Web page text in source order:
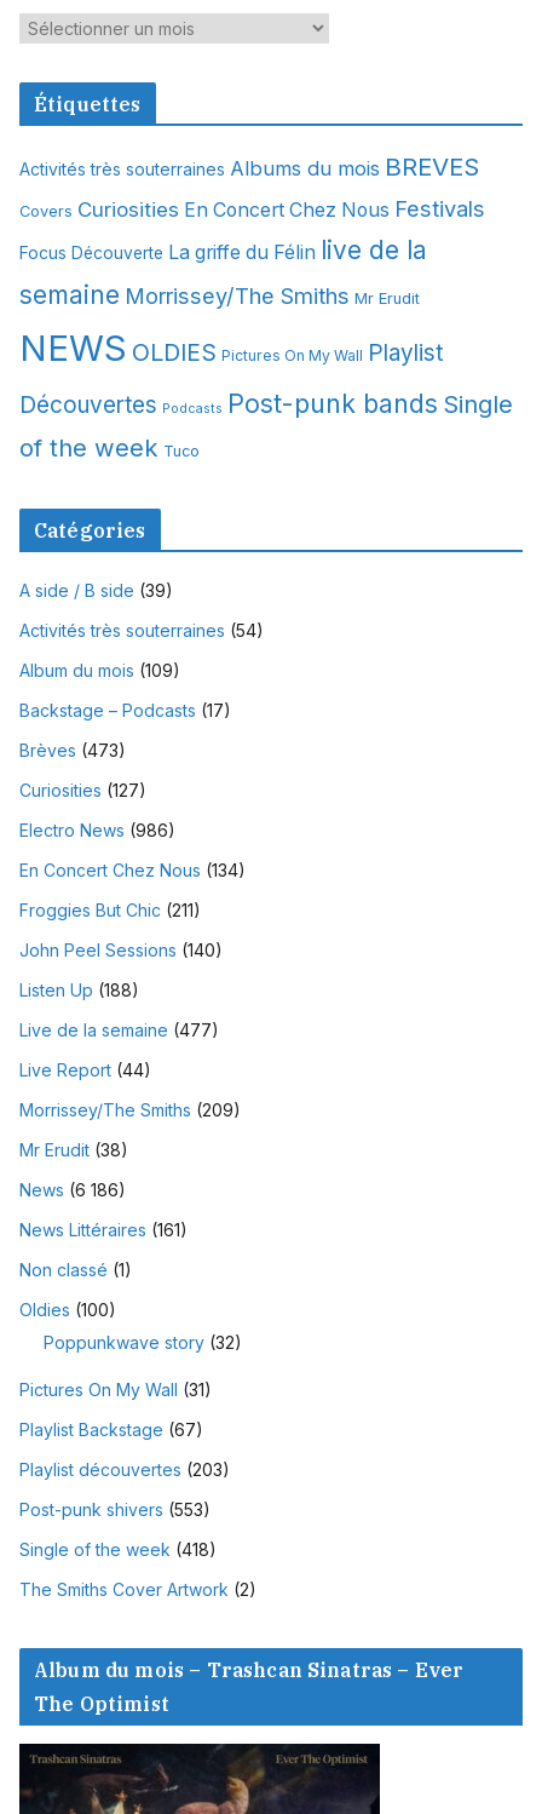
A
c
v
e
Étiquettes
Activités très souterraines Albums du mois BREVES
Covers Curiosities En Concert Chez Nous Festivals
Focus Découverte La griffe du Félin live de la
semaine Morrissey/The Smiths Mr Erudit
NEWS OLDIES Pictures On My Wall Playlist
Découvertes Podcasts Post-punk bands Single
of the week Tuco
Catégories
A side / B side (39)
Activités très souterraines (54)
Album du mois (109)
Backstage – Podcasts (17)
Brèves (473)
Curiosities (127)
Electro News (986)
En Concert Chez Nous (134)
Froggies But Chic (211)
John Peel Sessions (140)
Listen Up (188)
Live de la semaine (477)
Live Report (44)
Morrissey/The Smiths (209)
Mr Erudit (38)
News (6 186)
News Littéraires (161)
Non classé (1)
Oldies (100)
Poppunkwave story (32)
Pictures On My Wall (31)
Playlist Backstage (67)
Playlist découvertes (203)
Post-punk shivers (553)
Single of the week (418)
The Smiths Cover Artwork (2)
Album du mois – Trashcan Sinatras – Ever
The Optimist